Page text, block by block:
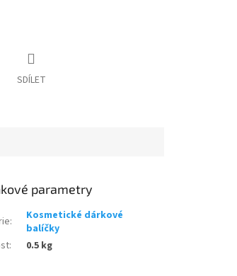
SDÍLET
parametry
:
Kosmetické dárkové
balíčky
: 0.5 kg